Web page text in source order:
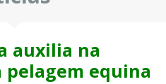
auxilia na
equina